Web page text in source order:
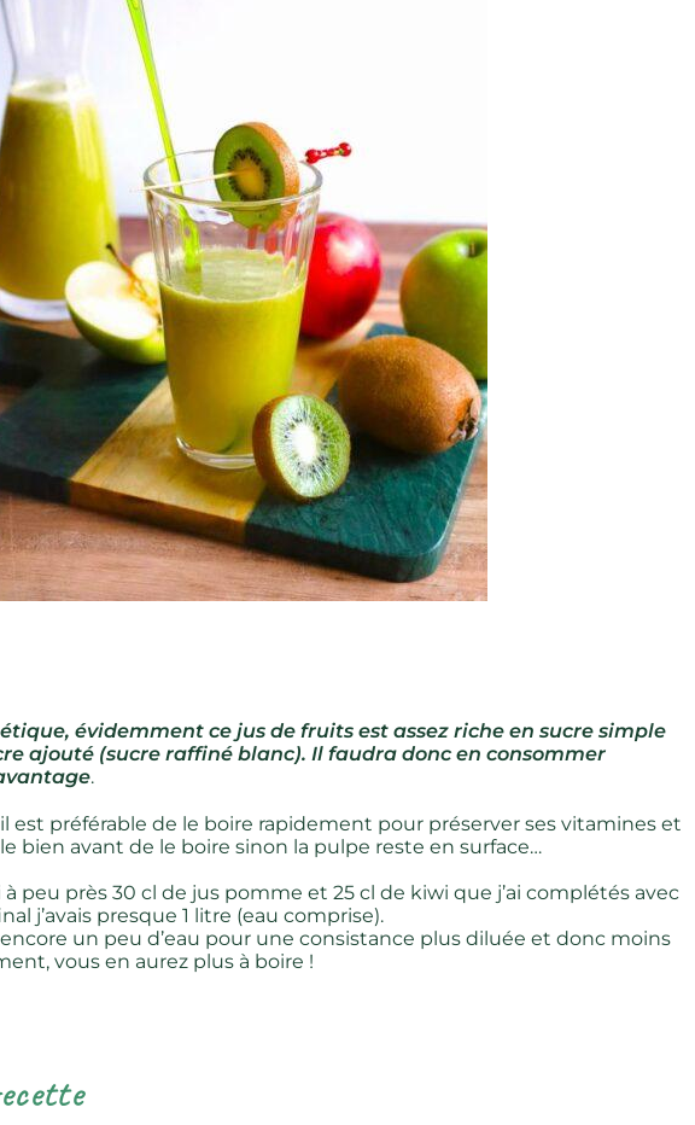
évidemment ce jus de fruits est assez riche en sucre simple
ajouté (sucre raffiné blanc). Il faudra donc en consommer
.
est préférable de le boire rapidement pour préserver ses vitamines et
bien avant de le boire sinon la pulpe reste en surface…
peu près 30 cl de jus pomme et 25 cl de kiwi que j’ai complétés avec
j’avais presque 1 litre (eau comprise).
encore un peu d’eau pour une consistance plus diluée et donc moins
vous en aurez plus à boire !